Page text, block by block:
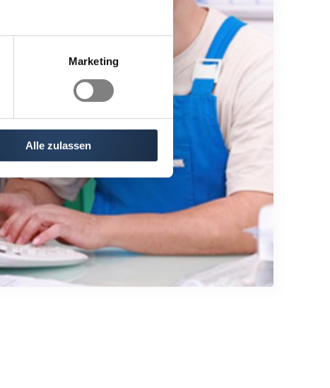
Marketing
Alle zulassen